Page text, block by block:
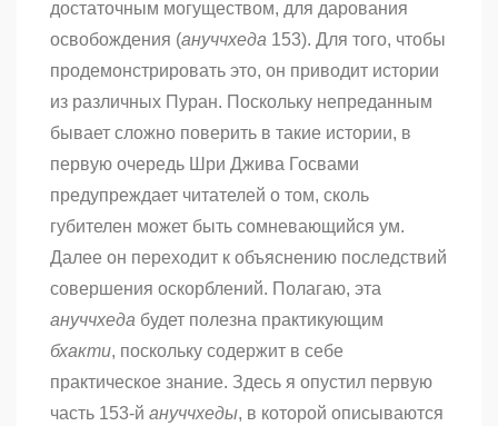
достаточным могуществом, для дарования
освобождения (ануччхеда 153). Для того, чтобы
продемонстрировать это, он приводит истории
из различных Пуран. Поскольку непреданным
бывает сложно поверить в такие истории, в
первую очередь Шри Джива Госвами
предупреждает читателей о том, сколь
губителен может быть сомневающийся ум.
Далее он переходит к объяснению последствий
совершения оскорблений. Полагаю, эта
ануччхеда будет полезна практикующим
бхакти, поскольку содержит в себе
практическое знание. Здесь я опустил первую
часть 153-й ануччхеды, в которой описываются